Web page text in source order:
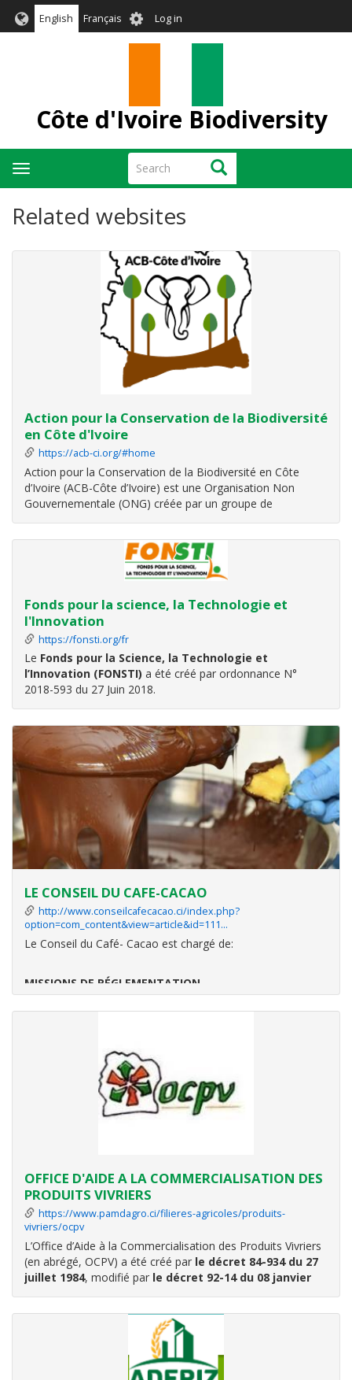
English Français User
account
Log in
Côte d'Ivoire Biodiversity
Search Search
Toggle
navigation
Related websites
Action pour la Conservation de la Biodiversité
en Côte d'Ivoire
https://acb-ci.org/#home
Action pour la Conservation de la Biodiversité en Côte
d’Ivoire (ACB-Côte d’Ivoire) est une Organisation Non
Gouvernementale (ONG) créée par un groupe de
L'objectif principal est de
Fonds pour la science, la Technologie et
l'Innovation
https://fonsti.org/fr
Le Fonds pour la Science, la Technologie et
l’Innovation (FONSTI) a été créé par ordonnance N°
2018-593 du 27 Juin 2018.
Conçu sur le modèle du Fonds National Suisse (FNS), c’est
un Fonds de soutien à la recherche, destiné au
financement de programmes et projets de recherche
scientifique et d
LE CONSEIL DU CAFE-CACAO
http://www.conseilcafecacao.ci/index.php?
option=com_content&view=article&id=111…
Le Conseil du Café- Cacao est chargé de:
MISSIONS DE RÉGLEMENTATION
Agréer les opérateurs de la Filière Café-cacao ;
Assister le gouvernement dans les négociations des
OFFICE D'AIDE A LA COMMERCIALISATION DES
PRODUITS VIVRIERS
https://www.pamdagro.ci/filieres-agricoles/produits-
vivriers/ocpv
L’Office d’Aide à la Commercialisation des Produits Vivriers
(en abrégé, OCPV) a été créé par le décret 84-934 du 27
juillet 1984, modifié par le décret 92-14 du 08 janvier
L’office (OCPV) est un Etablissement Public National à